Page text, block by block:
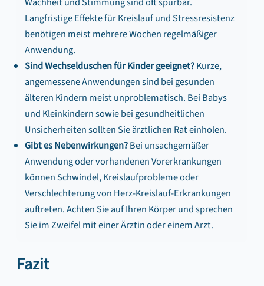
Langfristige Effekte für Kreislauf und Stressresistenz
benötigen meist mehrere Wochen regelmäßiger
Anwendung.
Sind Wechselduschen für Kinder geeignet?Kurze,
angemessene Anwendungen sind bei gesunden
älteren Kindern meist unproblematisch. Bei Babys
und Kleinkindern sowie bei gesundheitlichen
Unsicherheiten sollten Sie ärztlichen Rat einholen.
Gibt es Nebenwirkungen?Bei unsachgemäßer
Anwendung oder vorhandenen Vorerkrankungen
können Schwindel, Kreislaufprobleme oder
Verschlechterung von Herz-Kreislauf-Erkrankungen
auftreten. Achten Sie auf Ihren Körper und sprechen
Sie im Zweifel mit einer Ärztin oder einem Arzt.
Fazit